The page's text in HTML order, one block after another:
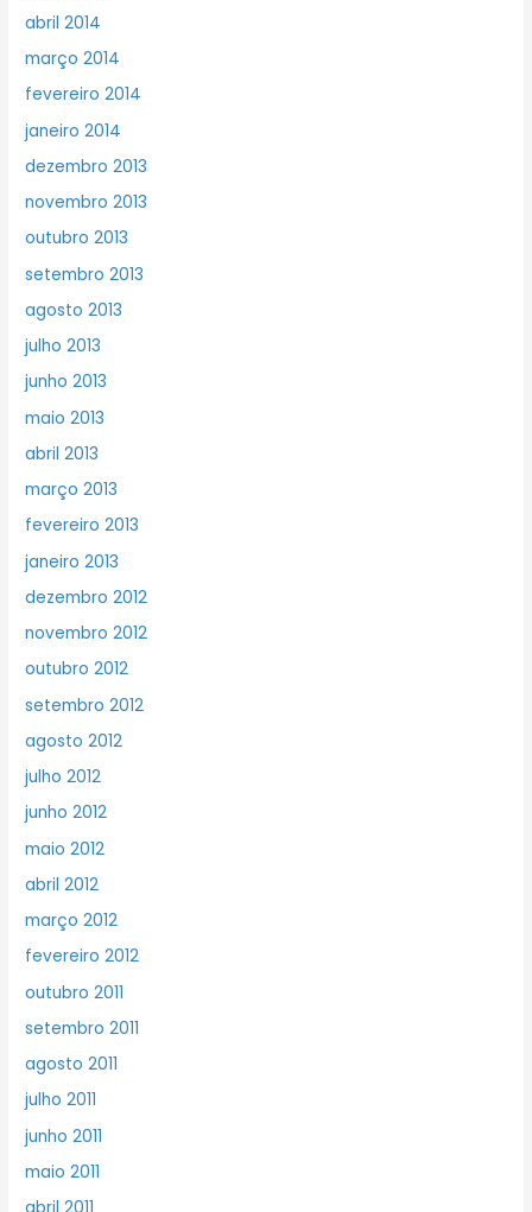
abril 2014
março 2014
fevereiro 2014
janeiro 2014
dezembro 2013
novembro 2013
outubro 2013
setembro 2013
agosto 2013
julho 2013
junho 2013
maio 2013
abril 2013
março 2013
fevereiro 2013
janeiro 2013
dezembro 2012
novembro 2012
outubro 2012
setembro 2012
agosto 2012
julho 2012
junho 2012
maio 2012
abril 2012
março 2012
fevereiro 2012
outubro 2011
setembro 2011
agosto 2011
julho 2011
junho 2011
maio 2011